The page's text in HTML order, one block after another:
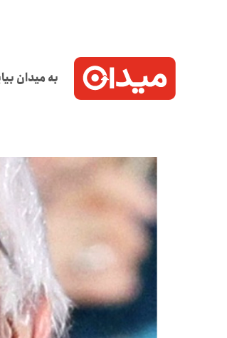
به میدان